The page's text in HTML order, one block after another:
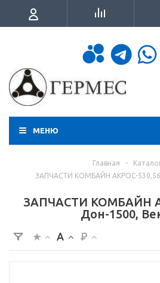
МЕНЮ
Главная -
ЗАПЧАСТИ КОМБАЙН АКРОС-
ЗАПЧАСТИ КОМБАЙН
Дон-1500,